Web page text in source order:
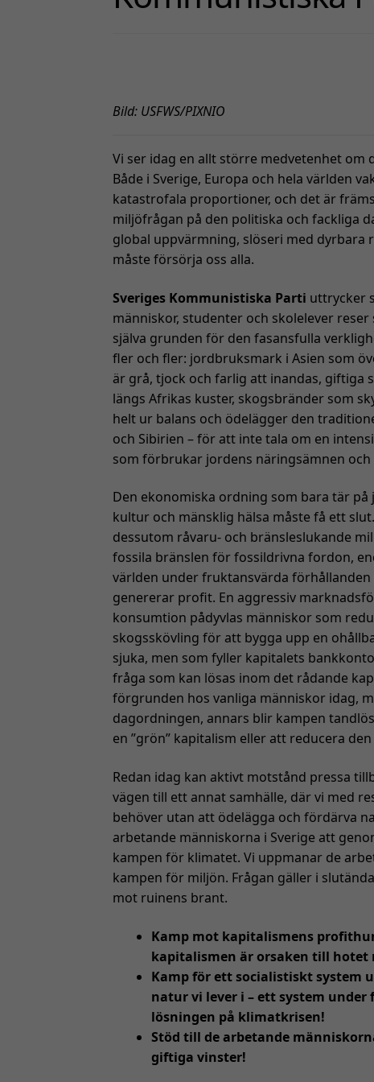
Bild: USFWS/PIXNIO
Vi ser idag en allt större medvetenhet
Både i Sverige, Europa och hela världen
katastrofala proportioner, och det är
miljöfrågan på den politiska och fackliga
global uppvärmning, slöseri med
måste försörja oss alla.
Sveriges Kommunistiska Parti uttrycker
människor, studenter och skolelever
själva grunden för den fasansfulla
fler och fler: jordbruksmark i Asien som
är grå, tjock och farlig att inandas, giftiga
längs Afrikas kuster, skogsbränder som
helt ur balans och ödelägger den
och Sibirien – för att inte tala om en
som förbrukar jordens näringsämnen
Den ekonomiska ordning som bara tär
kultur och mänsklig hälsa måste få ett
dessutom råvaru- och bränsleslukande
fossila bränslen för fossildrivna fordon,
världen under fruktansvärda
genererar profit. En aggressiv
konsumtion pådyvlas människor som
skogsskövling för att bygga upp en
sjuka, men som fyller kapitalets
fråga som kan lösas inom det rådande
förgrunden hos vanliga människor idag,
dagordningen, annars blir kampen
en ”grön” kapitalism eller att reducera
Redan idag kan aktivt motstånd pressa
vägen till ett annat samhälle, där vi med
behöver utan att ödelägga och fördärva
arbetande människorna i Sverige att
kampen för klimatet. Vi uppmanar de
kampen för miljön. Frågan gäller i
mot ruinens brant.
Kamp mot kapitalismens
kapitalismen är orsaken till
Kamp för ett socialistiskt system
natur vi lever i – ett system
lösningen på klimatkrisen!
Stöd till de arbetande
giftiga vinster!